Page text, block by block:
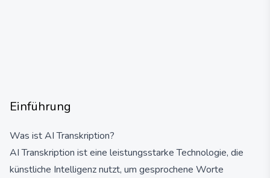
Einführung
Was ist AI Transkription?
AI Transkription ist eine leistungsstarke Technologie, die
künstliche Intelligenz nutzt, um gesprochene Worte